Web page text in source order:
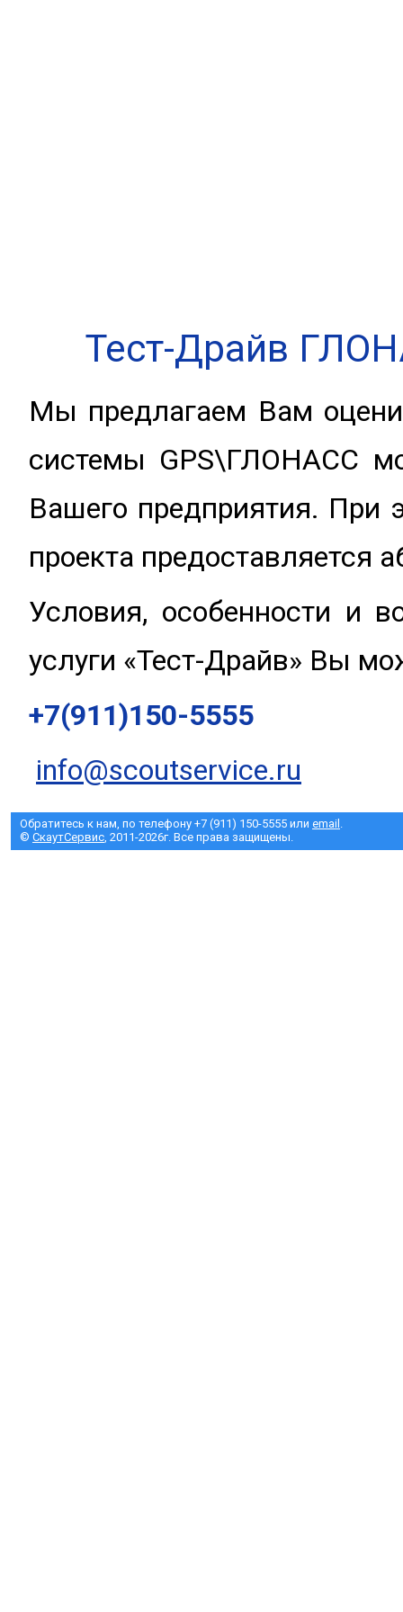
Тест-Драйв
Мы предлагаем Вам
системы GPS\ГЛОНАСС
Вашего предприятия. При
проекта предоставляется
Условия, особенности и
услуги «Тест-Драйв» Вы
+7(911)150-5555
info@scoutservice.ru
Обратитесь к нам, по телефону +7 (911) 150-5555 или email .
© СкаутСервис, 2011-2026г. Все права защищены.